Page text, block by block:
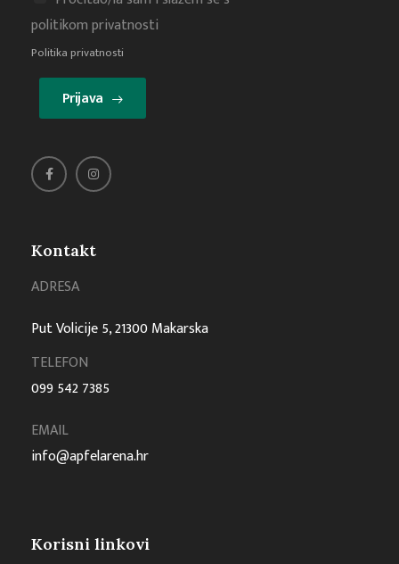
Kontakt
ADRESA
Put Volicije 5, 21300 Makarska
TELEFON
099 542 7385
EMAIL
info@apfelarena.hr
Korisni linkovi
politikom privatnosti
Politika privatnosti
Prijava